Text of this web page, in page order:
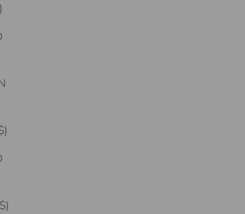
$)
$)
Samoa (USD $)